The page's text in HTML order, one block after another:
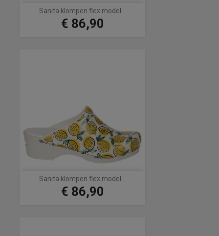
Sanita klompen flex model...
Prijs
€ 86,90
Sanita klompen flex model...
Prijs
€ 86,90